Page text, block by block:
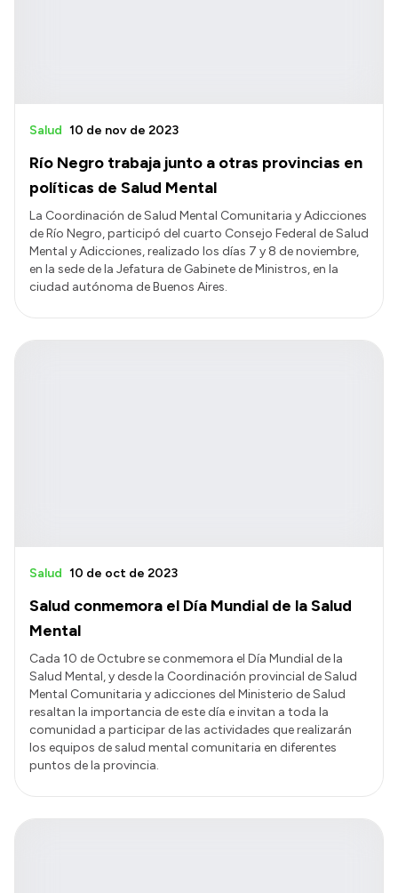
Río Negro trabaja junto a otras provincias en
políticas de Salud Mental
Salud 10 de nov de 2023
La Coordinación de Salud Mental Comunitaria y Adicciones
de Río Negro, participó del cuarto Consejo Federal de Salud
Mental y Adicciones, realizado los días 7 y 8 de noviembre,
en la sede de la Jefatura de Gabinete de Ministros, en la
ciudad autónoma de Buenos Aires.
Salud conmemora el Día Mundial de la Salud
Mental
Salud 10 de oct de 2023
Cada 10 de Octubre se conmemora el Día Mundial de la
Salud Mental, y desde la Coordinación provincial de Salud
Mental Comunitaria y adicciones del Ministerio de Salud
resaltan la importancia de este día e invitan a toda la
comunidad a participar de las actividades que realizarán
los equipos de salud mental comunitaria en diferentes
puntos de la provincia.